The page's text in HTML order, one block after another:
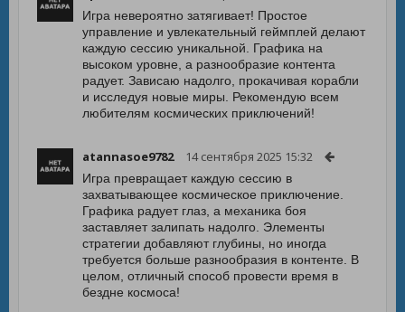
Игра невероятно затягивает! Простое
управление и увлекательный геймплей делают
каждую сессию уникальной. Графика на
высоком уровне, а разнообразие контента
радует. Зависаю надолго, прокачивая корабли
и исследуя новые миры. Рекомендую всем
любителям космических приключений!
atannasoe9782 14 сентября 2025 15:32
Игра превращает каждую сессию в
захватывающее космическое приключение.
Графика радует глаз, а механика боя
заставляет залипать надолго. Элементы
стратегии добавляют глубины, но иногда
требуется больше разнообразия в контенте. В
целом, отличный способ провести время в
бездне космоса!